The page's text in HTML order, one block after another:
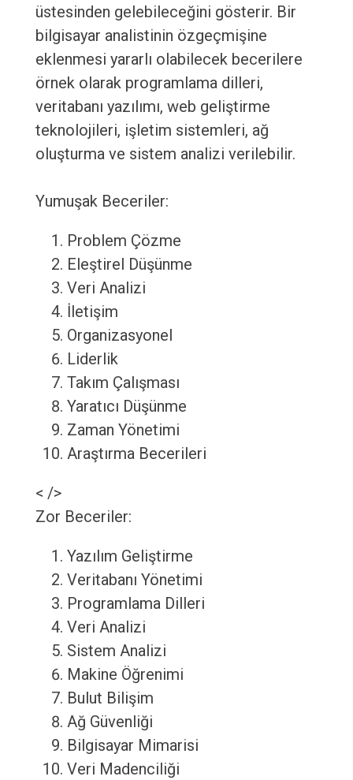
üstesinden gelebileceğini gösterir. Bir
bilgisayar analistinin özgeçmişine
eklenmesi yararlı olabilecek becerilere
örnek olarak programlama dilleri,
veritabanı yazılımı, web geliştirme
teknolojileri, işletim sistemleri, ağ
oluşturma ve sistem analizi verilebilir.
Yumuşak Beceriler:
Problem Çözme
Eleştirel Düşünme
Veri Analizi
İletişim
Organizasyonel
Liderlik
Takım Çalışması
Yaratıcı Düşünme
Zaman Yönetimi
Araştırma Becerileri
< />
Zor Beceriler:
Yazılım Geliştirme
Veritabanı Yönetimi
Programlama Dilleri
Veri Analizi
Sistem Analizi
Makine Öğrenimi
Bulut Bilişim
Ağ Güvenliği
Bilgisayar Mimarisi
Veri Madenciliği